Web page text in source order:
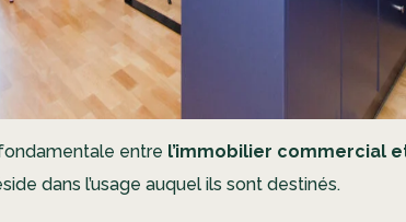
entre l’immobilier commercial
dans l’usage auquel ils sont destinés.